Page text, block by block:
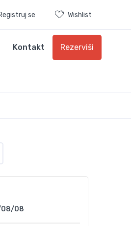
se Wishlist
Kontakt Rezerviši